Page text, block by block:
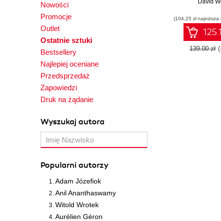
Nowości
Promocje
Outlet
Ostatnie sztuki
Bestsellery
Najlepiej oceniane
Przedsprzedaż
Zapowiedzi
Druk na żądanie
Wyszukaj autora
Popularni autorzy
Adam Józefiok
Anil Ananthaswamy
Witold Wrotek
Aurélien Géron
time 3D
and
David
(104,25 zł
139.00 zł